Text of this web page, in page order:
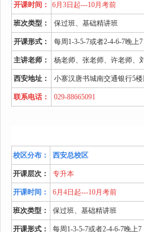
开课时间： 6月3日起---10月考前
班次类型： 保过班、基础精讲班
开课形式 ： 每周1-3-5-7或者2-4-6-7晚上
主讲老师： 杨老师、张老师、许老师、
西安地址： 小寨汉唐书城南交通银行5
联系电话： 029-88665091
校区分布： 西安总校区
开课层次： 专升本
开课时间： 6月4日起---10月考前
班次类型： 保过班、基础精讲班
开课形式 ： 每周1-3-5-7或者2-4-6-7晚上